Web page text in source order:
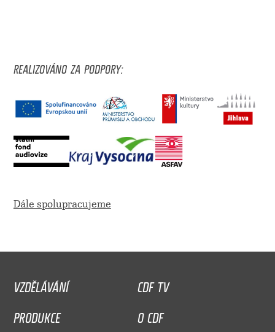
REALIZOVÁNO ZA PODPORY:
Dále spolupracujeme
VZDĚLÁVÁNÍ
CDF TV
PRODUKCE
O CDF